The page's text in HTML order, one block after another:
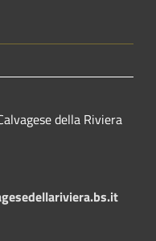
della Riviera